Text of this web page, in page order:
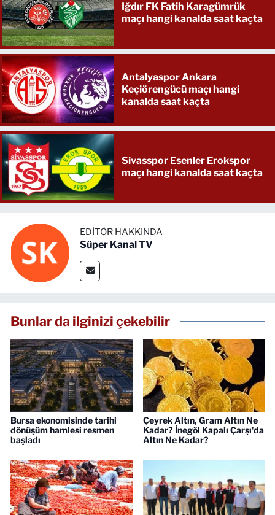
Iğdır FK Fatih Karagümrük
maçı hangi kanalda saat kaçta
Antalyaspor Ankara
Keçiörengücü maçı hangi
kanalda saat kaçta
Sivasspor Esenler Erokspor
maçı hangi kanalda saat kaçta
EDITÖR HAKKINDA
Süper Kanal TV
Bunlar da ilginizi çekebilir
Bursa ekonomisinde tarihi
dönüşüm hamlesi resmen
başladı
Çeyrek Altın, Gram Altın Ne
Kadar? İnegöl Kapalı Çarşı'da
Altın Ne Kadar?